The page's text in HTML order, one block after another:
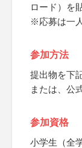
ロード）を
※応募は一
参加方法
提出物を下
または、公
参加資格
小学生（全